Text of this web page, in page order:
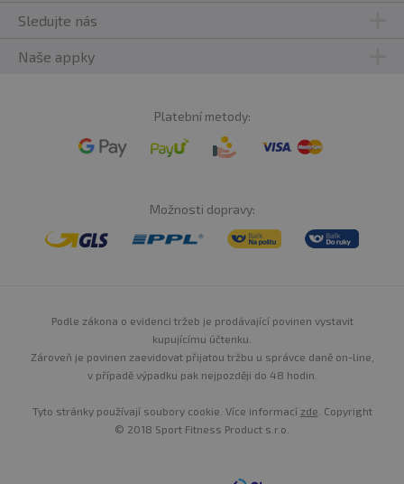
Sledujte nás
Naše appky
Platební metody:
Možnosti dopravy:
Podle zákona o evidenci tržeb je prodávající povinen vystavit
kupujícímu účtenku.
Zároveň je povinen zaevidovat přijatou tržbu u správce daně on-line,
v případě výpadku pak nejpozději do 48 hodin.
Tyto stránky používají soubory cookie. Více informací zde . Copyright
© 2018 Sport Fitness Product s.r.o.